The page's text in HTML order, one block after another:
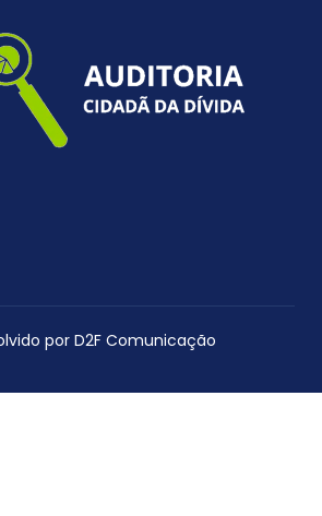
por D2F Comunicação